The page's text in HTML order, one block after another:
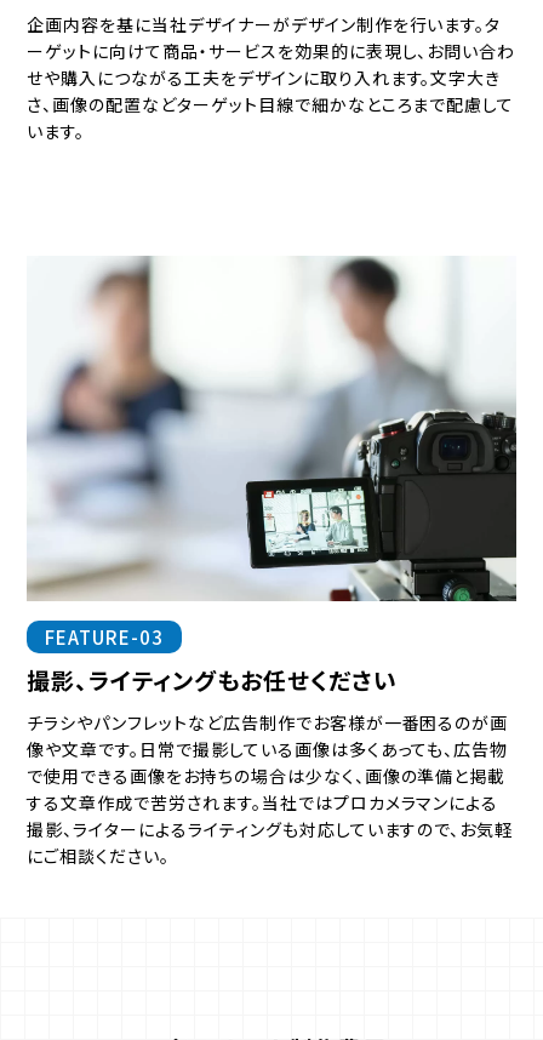
企画内容を基に当社デザイナーがデザイン制作を行います。タ
ーゲットに向けて商品・サービスを効果的に表現し、お問い合わ
せや購入につながる工夫をデザインに取り入れます。文字大き
さ、画像の配置などターゲット目線で細かなところまで配慮して
います。
FEATURE-03
撮影、ライティングもお任せください
チラシやパンフレットなど広告制作でお客様が一番困るのが画
像や文章です。日常で撮影している画像は多くあっても、広告物
で使用できる画像をお持ちの場合は少なく、画像の準備と掲載
する文章作成で苦労されます。当社ではプロカメラマンによる
撮影、ライターによるライティングも対応していますので、お気軽
にご相談ください。